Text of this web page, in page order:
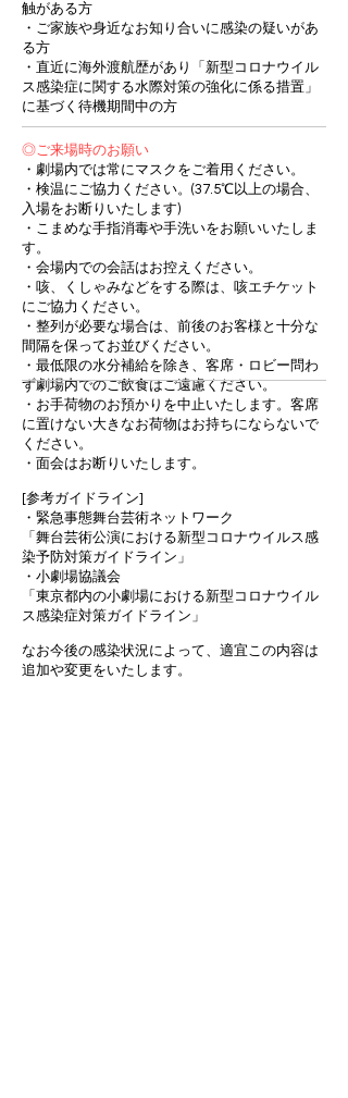
触がある方
・ご家族や身近なお知り合いに感染の疑いがあ
る方
・直近に海外渡航歴があり「新型コロナウイル
ス感染症に関する水際対策の強化に係る措置」
に基づく待機期間中の方
◎ご来場時のお願い
・劇場内では常にマスクをご着用ください。
・検温にご協力ください。(37.5℃以上の場合、
入場をお断りいたします)
・こまめな手指消毒や手洗いをお願いいたしま
す。
・会場内での会話はお控えください。
・咳、くしゃみなどをする際は、咳エチケット
にご協力ください。
・整列が必要な場合は、前後のお客様と十分な
間隔を保ってお並びください。
・最低限の水分補給を除き、客席・ロビー問わ
ず劇場内でのご飲食はご遠慮ください。
・お手荷物のお預かりを中止いたします。客席
に置けない大きなお荷物はお持ちにならないで
ください。
・面会はお断りいたします。
[参考ガイドライン]
・緊急事態舞台芸術ネットワーク
「舞台芸術公演における新型コロナウイルス感
染予防対策ガイドライン」
・小劇場協議会
「東京都内の小劇場における新型コロナウイル
ス感染症対策ガイドライン」
なお今後の感染状況によって、適宜この内容は
追加や変更をいたします。